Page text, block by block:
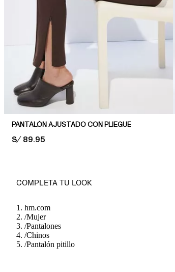
PANTALÓN AJUSTADO CON PLIEGUE
PRICE:
S/ 89.95
COMPLETA TU LOOK
hm.com
/Mujer
/Pantalones
/Chinos
/Pantalón pitillo